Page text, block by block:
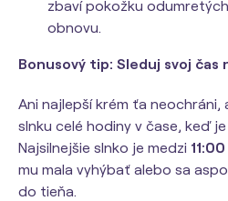
zbaví pokožku
obnovu.
Bonusový tip: Sleduj svoj čas
Ani najlepší krém ťa neochráni,
slnku celé hodiny v čase, keď je
Najsilnejšie slnko je medzi
mu mala vyhýbať alebo sa
do tieňa.